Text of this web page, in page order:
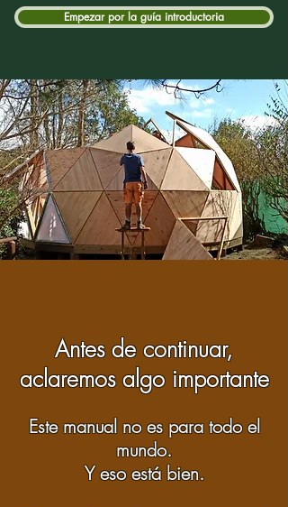
Empezar por la guía introductoria
Antes de continuar,
aclaremos algo importante​​
Este manual no es para todo el
mundo.
Y eso está bien.​